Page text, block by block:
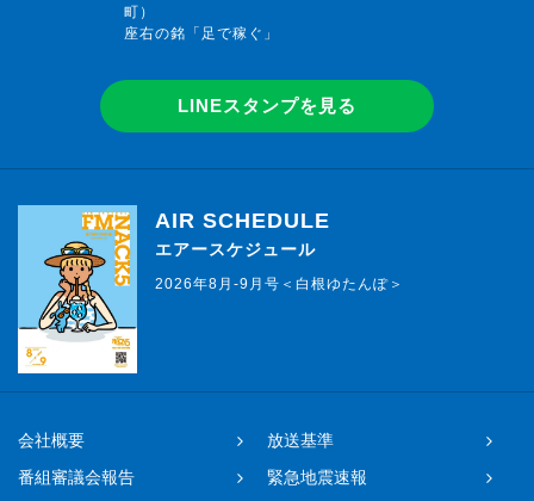
町）
座右の銘「足で稼ぐ」
LINEスタンプを見る
AIR SCHEDULE
エアースケジュール
2026年8月-9月号＜白根ゆたんぽ＞
会社概要
放送基準
番組審議会報告
緊急地震速報